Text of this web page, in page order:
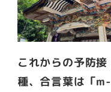
これからの予防接
種、合言葉は「m-